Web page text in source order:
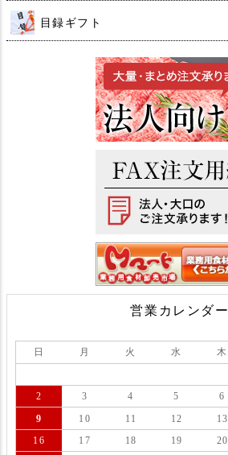
目録ギフト
営業カレンダー
日 月 火 水 木
2
3 4 5 6
9
10 11 12 13
16
17 18 19 20